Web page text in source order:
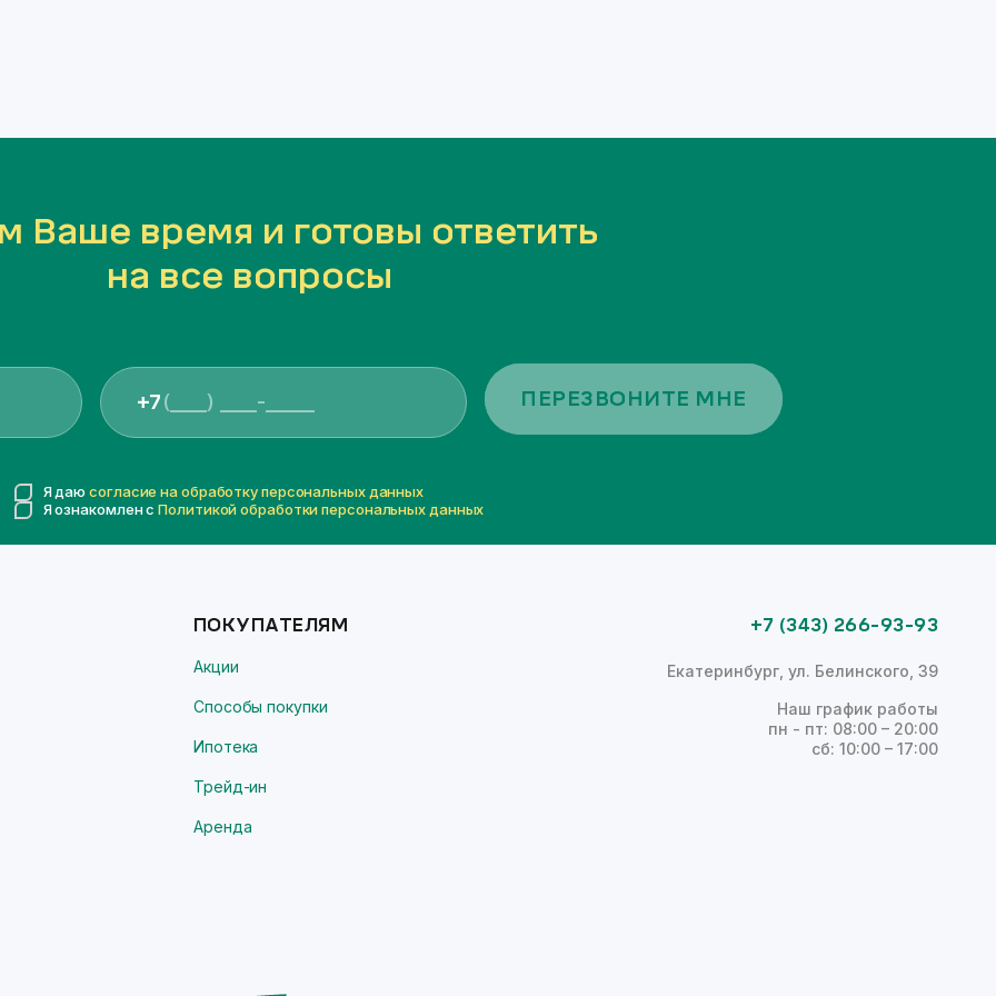
Ваше время и готовы ответить
на все вопросы
+7 ПЕРЕЗВОНИТЕ МНЕ
Я даю согласие на обработку персональных данных
Я ознакомлен с Политикой обработки персональных данных
ПОКУПАТЕЛЯМ
Акции
Способы покупки
Ипотека
Трейд-ин
Аренда
+7 (343) 266-93-93
Екатеринбург, ул. Белинского, 39
Наш график работы
пн - пт: 08:00 – 20:00
сб: 10:00 – 17:00